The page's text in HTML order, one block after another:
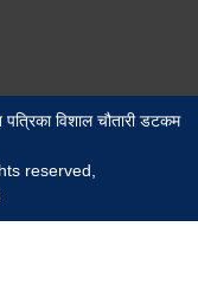
पत्रिका विशाल चौतारी डटकम
reserved,